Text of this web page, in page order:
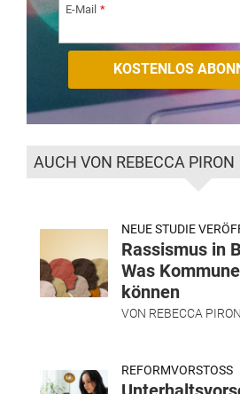
E-Mail
AUCH VON REBECCA PIRON
NEUE STUDIE
Rassismus in
Was
können
VON REBECCA PIRON
REFORMVORSTOSS